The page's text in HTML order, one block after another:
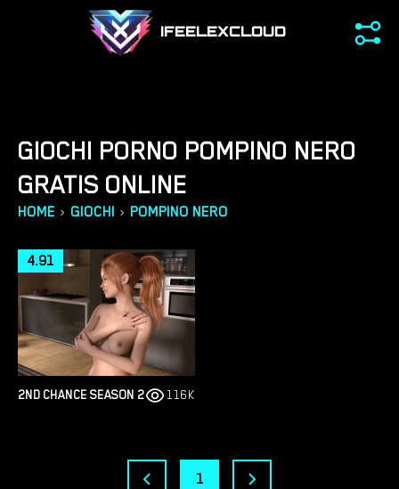
IFEELEXCLOUD
GIOCHI PORNO POMPINO NERO
GRATIS ONLINE
HOME › GIOCHI › POMPINO NERO
2ND CHANCE SEASON 2
4.91
116K
1